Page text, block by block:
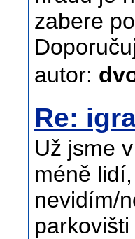
zabere
autor:
Re:
Už jsme
méně
nevidím/